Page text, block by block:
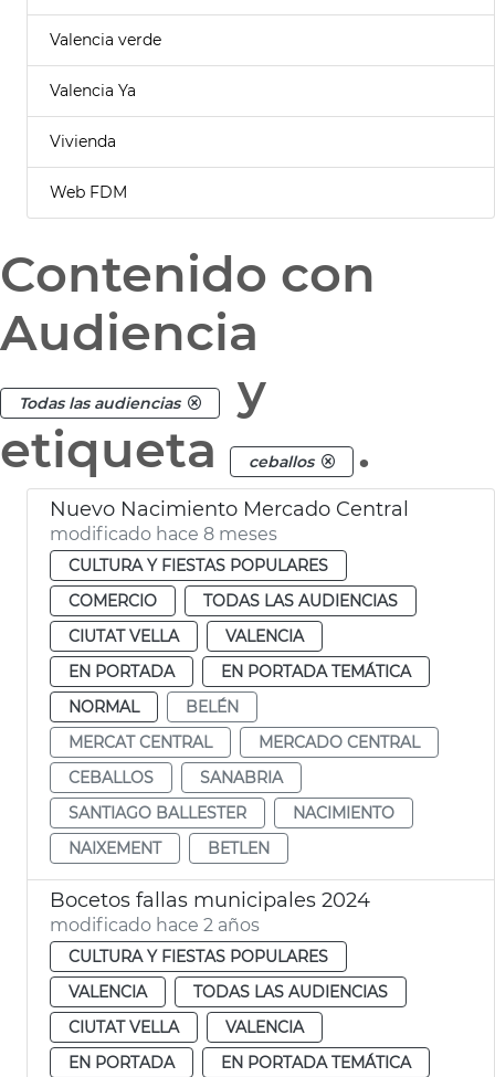
Valencia verde
Valencia Ya
Vivienda
Web FDM
Contenido con
Audiencia
Todas las audiencias
y
etiqueta
ceballos .
Nuevo Nacimiento Mercado Central
modificado hace 8 meses
CULTURA Y FIESTAS POPULARES
COMERCIO
TODAS LAS AUDIENCIAS
CIUTAT VELLA
VALENCIA
EN PORTADA
EN PORTADA TEMÁTICA
NORMAL
BELÉN
MERCAT CENTRAL
MERCADO CENTRAL
CEBALLOS
SANABRIA
SANTIAGO BALLESTER
NACIMIENTO
NAIXEMENT
BETLEN
Bocetos fallas municipales 2024
modificado hace 2 años
CULTURA Y FIESTAS POPULARES
VALENCIA
TODAS LAS AUDIENCIAS
CIUTAT VELLA
VALENCIA
EN PORTADA
EN PORTADA TEMÁTICA